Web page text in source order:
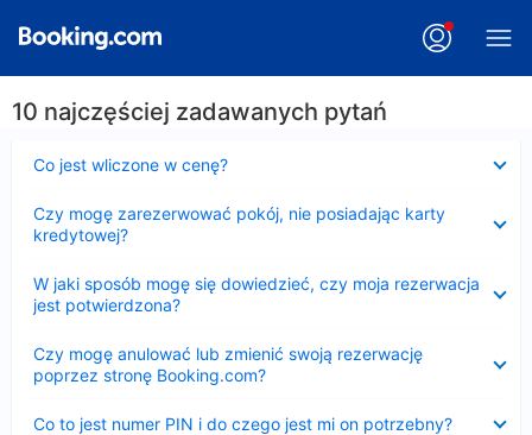
10 najczęściej zadawanych pytań
Co jest wliczone w cenę?
Czy mogę zarezerwować pokój, nie posiadając karty
kredytowej?
W jaki sposób mogę się dowiedzieć, czy moja rezerwacja
jest potwierdzona?
Czy mogę anulować lub zmienić swoją rezerwację
poprzez stronę Booking.com?
Co to jest numer PIN i do czego jest mi on potrzebny?